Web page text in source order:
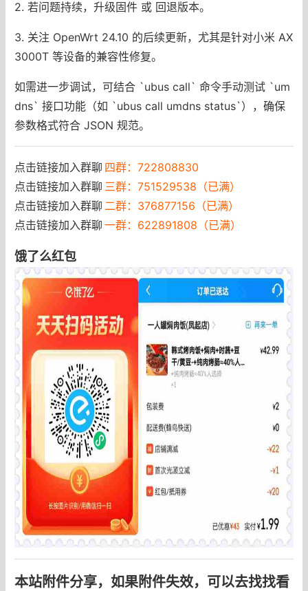
2. 若问题持续，升级固件 或 回退版本。
3. 关注 OpenWrt 24.10 的后续更新，尤其是针对小米 AX
3000T 等设备的兼容性修复。
如需进一步调试，可结合 `ubus call` 命令手动测试 `um
dns` 接口功能（如 `ubus call umdns status`），确保
参数格式符合 JSON 规范。
点击链接加入群聊 四群：722808830
点击链接加入群聊 三群：751529538（已满）
点击链接加入群聊 二群：376877156（已满）
点击链接加入群聊 一群：622891808（已满）
饿了么红包
本站附件分享，如果附件失效，可以去找找看